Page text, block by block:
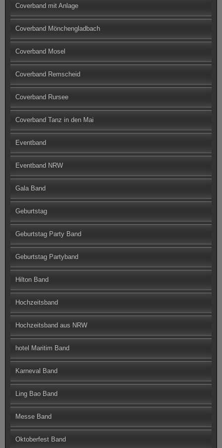
Coverband mit Anlage
Coverband Mönchengladbach
Coverband Mosel
Coverband Remscheid
Coverband Rursee
Coverband Tanz in den Mai
Eventband
Eventband NRW
Gala Band
Geburtstag
Geburtstag Party Band
Geburtstag Partyband
Hilton Band
Hochzeitsband
Hochzeitsband aus NRW
hotel Maritim Band
Karneval Band
Ling Bao Band
Messe Band
Oktoberfest Band